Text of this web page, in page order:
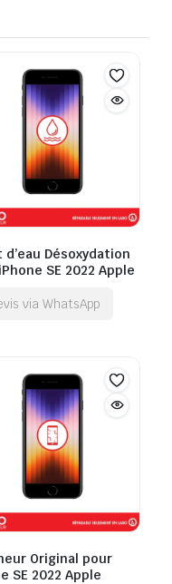
d’eau Désoxydation
SE 2022 Apple
via WhatsApp
Original pour
SE 2022 Apple